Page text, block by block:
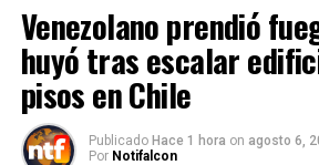
Venezolano prendió
huyó tras escalar
pisos en Chile
Publicado Hace 1 hora on agosto 6,
Por Notifalcon